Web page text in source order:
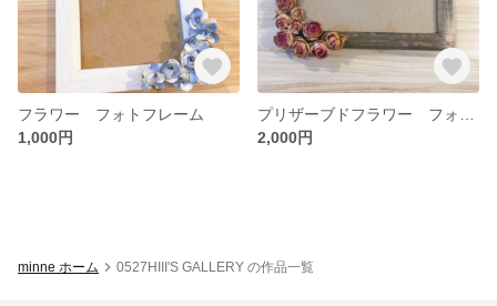
フラワー フォトフレーム
1,000円
2,000円
minne ホーム 0527HIII'S GALLERY の作品一覧